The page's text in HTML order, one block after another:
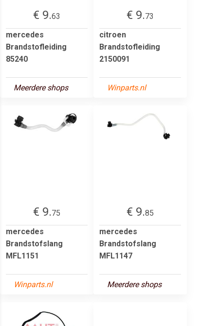
€ 9.63
mercedes
Brandstofleiding
85240
Meerdere shops
€ 9.73
citroen
Brandstofleiding
2150091
Winparts.nl
€ 9.75
mercedes
Brandstofslang
MFL1151
Winparts.nl
€ 9.85
mercedes
Brandstofslang
MFL1147
Meerdere shops